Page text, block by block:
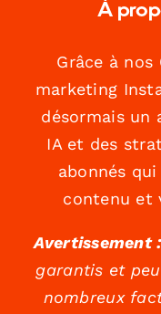
À
Grâce à nos
marketing
désormais un
IA et des
abonnés
contenu et
Avertissement :
garantis et
nombreux